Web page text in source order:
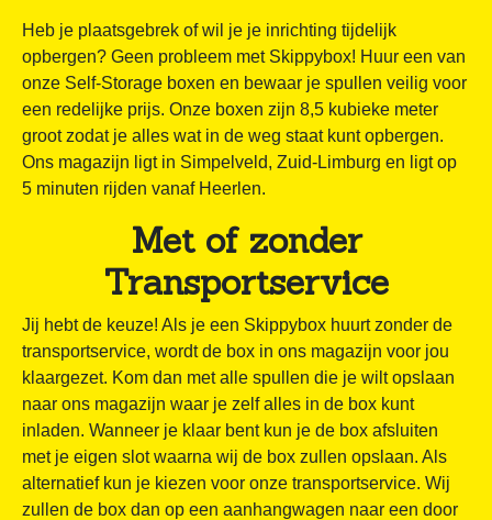
Heb je plaatsgebrek of wil je je inrichting tijdelijk
opbergen? Geen probleem met Skippybox! Huur een van
onze Self-Storage boxen en bewaar je spullen veilig voor
een redelijke prijs. Onze boxen zijn 8,5 kubieke meter
groot zodat je alles wat in de weg staat kunt opbergen.
Ons magazijn ligt in Simpelveld, Zuid-Limburg en ligt op
5 minuten rijden vanaf Heerlen.
Met of zonder
Transportservice
Jij hebt de keuze! Als je een Skippybox huurt zonder de
transportservice, wordt de box in ons magazijn voor jou
klaargezet. Kom dan met alle spullen die je wilt opslaan
naar ons magazijn waar je zelf alles in de box kunt
inladen. Wanneer je klaar bent kun je de box afsluiten
met je eigen slot waarna wij de box zullen opslaan. Als
alternatief kun je kiezen voor onze transportservice. Wij
zullen de box dan op een aanhangwagen naar een door